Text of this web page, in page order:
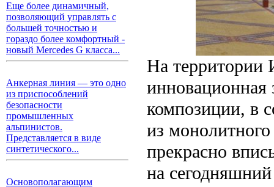
Еще более динамичный,
позволяющий управлять с
большей точностью и
гораздо более комфортный -
новый Mercedes G класса...
Анкерная линия — это одно
из приспособлений
безопасности
промышленных
альпинистов.
Представляется в виде
синтетического...
Основополагающим
На территории
инновационная
композиции, в
из
прекрасно
на